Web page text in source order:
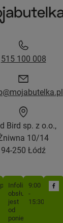
515 100 008
Bird sp. z o.o.,
10/14
94-250 Łódź
Infolinia
obsługiwana
jest
od
poniedziałku
9:00
-
15:30